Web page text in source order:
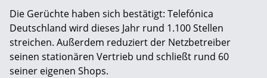
Die Gerüchte haben sich bestätigt: Telefónica
Deutschland wird dieses Jahr rund 1.100 Stellen
streichen. Außerdem reduziert der Netzbetreiber
seinen stationären Vertrieb und schließt rund 60
seiner eigenen Shops.